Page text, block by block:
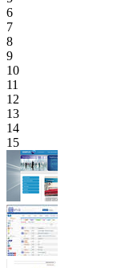
6
7
8
9
10
11
12
13
14
15